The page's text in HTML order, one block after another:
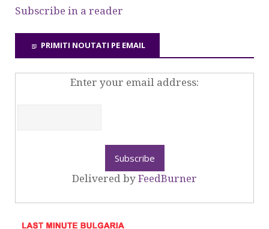
Subscribe in a reader
PRIMITI NOUTATI PE EMAIL
Enter your email address:
Delivered by FeedBurner